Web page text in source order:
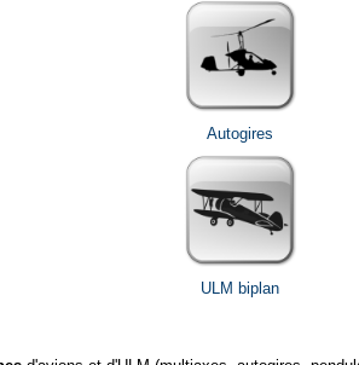
Autogires
ULM biplan